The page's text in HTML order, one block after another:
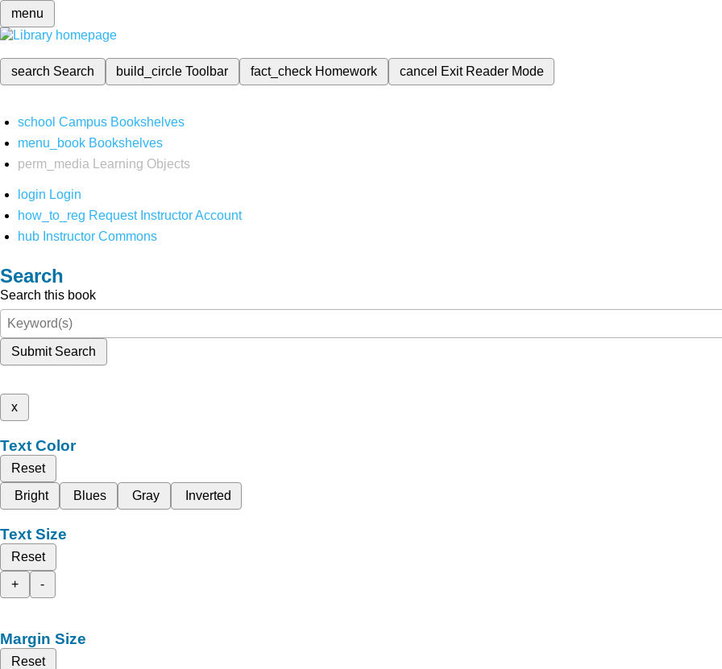
menu
search Search build_circleToolbar fact_check Homework cancel Exit Reader Mode
school Campus Bookshelves
menu_book Bookshelves
perm_media
Learning Objects
login Login
how_to_reg Request Instructor Account
hub Instructor Commons
Search
Search this book
Submit Search
x
Text Color
Reset
Bright
Blues Gray Inverted
Text Size
Reset
+
-
Margin Size
Reset